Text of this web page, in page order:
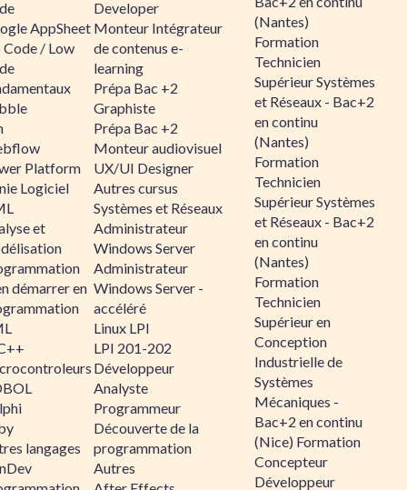
AppSheet
/ Low
Platform
Logiciel
et
démarrer en
langages
Developer
Monteur Intégrateur
de contenus e-
learning
Prépa Bac +2
Graphiste
Prépa Bac +2
Monteur audiovisuel
UX/UI Designer
Autres cursus
Systèmes et Réseaux
Administrateur
Windows Server
Administrateur
Windows Server -
accéléré
Linux LPI
LPI 201-202
Développeur
Analyste
Programmeur
Découverte de la
programmation
Autres
(Nantes)
Formation
Technicien
Supérieur Systèmes
et Réseaux - Bac+2
en continu
(Nantes)
Formation
Technicien
Supérieur Systèmes
et Réseaux - Bac+2
en continu
(Nantes)
Formation
Technicien
Supérieur en
Conception
Industrielle de
Systèmes
Mécaniques -
Bac+2 en continu
(Nice) Formation
Concepteur
Développeur